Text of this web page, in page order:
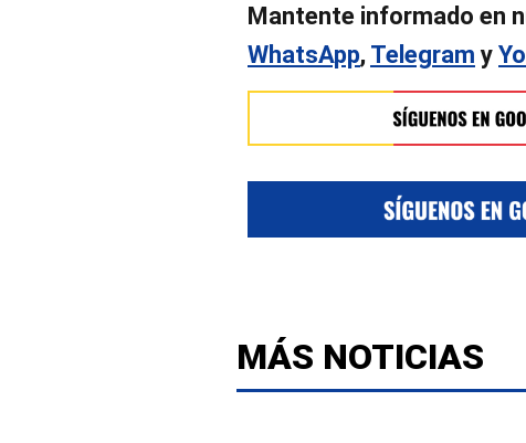
Mantente informado en
WhatsApp, Telegram y
MÁS NOTICIAS